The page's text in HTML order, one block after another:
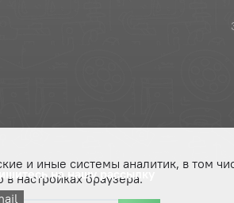
на нашу рассылку
и иные системы аналитик, в том
настройках браузера.